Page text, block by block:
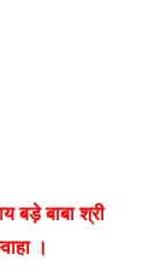
बड़े बाबा श्री
।